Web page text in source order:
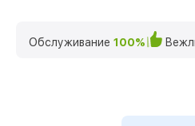
Обслуживание 100%